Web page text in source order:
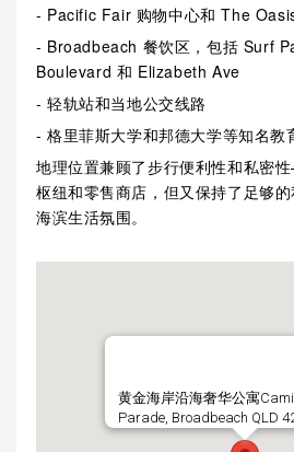
- Pacific Fair 购物中心和 The
- Broadbeach 餐饮区，包括 Surf
Boulevard 和 Elizabeth Ave
- 轻轨站和当地公交线路
- 格里菲斯大学和邦德大学等知名教
地理位置兼顾了步行便利性和私密
枢纽和零售商店，但又保持了足够
海滨生活氛围。
黄金海岸沿海奢华公寓
Parade, Broadbeach QLD